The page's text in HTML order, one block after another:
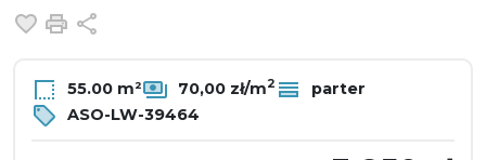
Dodaj do ulubionych
Drukuj
55.00 m² 70,00 zł/m2
parter
ASO-LW-39464